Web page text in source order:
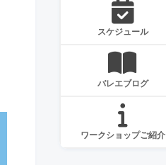
スケジュール
バレエブログ
ワークショップご紹介